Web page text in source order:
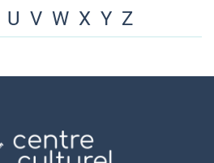
U V W X Y Z